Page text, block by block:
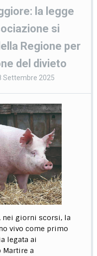
la legge
si
Regione per
del divieto
Settembre 2025
nei giorni scorsi, la
vivo come primo
legata ai
Martire a